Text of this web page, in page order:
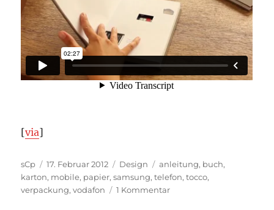
[via]
Autor
sCp
Veröffentlicht
am
17. Februar 2012 Kategorien
Design Schlagwörter
anleitung, buch,
karton, mobile, papier,samsung,telefon,tocco,
verpackung,vodafon 1 Kommentarzu